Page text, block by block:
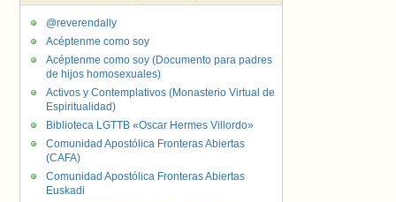
@reverendally
Acéptenme como soy
Acéptenme como soy (Documento para padres
de hijos homosexuales)
Activos y Contemplativos (Monasterio Virtual de
Espiritualidad)
Biblioteca LGTTB «Oscar Hermes Villordo»
Comunidad Apostólica Fronteras Abiertas
(CAFA)
Comunidad Apostólica Fronteras Abiertas
Euskadi